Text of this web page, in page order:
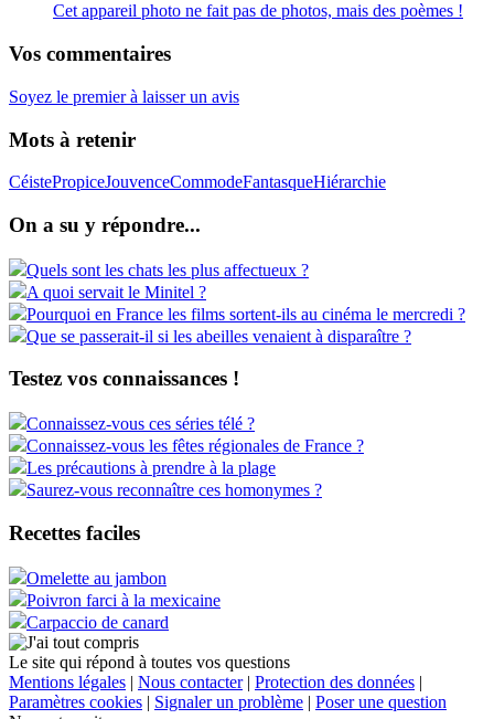
Cet appareil photo ne fait pas de photos, mais des poèmes !
Vos commentaires
Soyez le premier à laisser un avis
Mots à retenir
CéistePropiceJouvenceCommodeFantasqueHiérarchie
On a su y répondre...
Quels sont les chats les plus affectueux ?
A quoi servait le Minitel ?
Pourquoi en France les films sortent-ils au cinéma le mercredi ?
Que se passerait-il si les abeilles venaient à disparaître ?
Testez vos connaissances !
Connaissez-vous ces séries télé ?
Connaissez-vous les fêtes régionales de France ?
Les précautions à prendre à la plage
Saurez-vous reconnaître ces homonymes ?
Recettes faciles
Omelette au jambon
Poivron farci à la mexicaine
Carpaccio de canard
Le site qui répond à toutes vos questions
Mentions légales | Nous contacter| Protection des données |
Paramètres cookies | Signaler un problème | Poser une question